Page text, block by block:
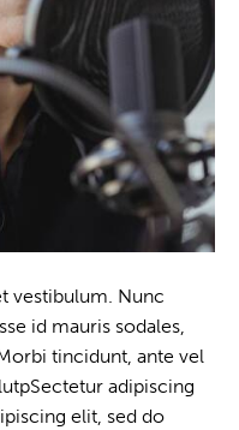
vestibulum. Nunc
id mauris sodales,
tincidunt, ante vel
adipiscing
elit, sed do